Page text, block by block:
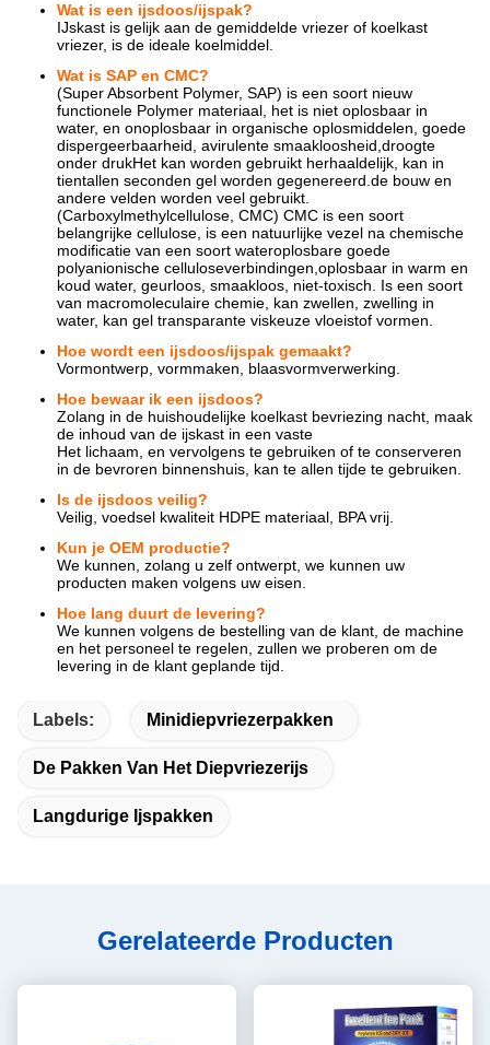
Wat is een ijsdoos/ijspak?
IJskast is gelijk aan de gemiddelde vriezer of koelkast
vriezer, is de ideale koelmiddel.
Wat is SAP en CMC?
(Super Absorbent Polymer, SAP) is een soort nieuw
functionele Polymer materiaal, het is niet oplosbaar in
water, en onoplosbaar in organische oplosmiddelen, goede
dispergeerbaarheid, avirulente smaakloosheid,droogte
onder drukHet kan worden gebruikt herhaaldelijk, kan in
tientallen seconden gel worden gegenereerd.de bouw en
andere velden worden veel gebruikt.
(Carboxylmethylcellulose, CMC) CMC is een soort
belangrijke cellulose, is een natuurlijke vezel na chemische
modificatie van een soort wateroplosbare goede
polyanionische celluloseverbindingen,oplosbaar in warm en
koud water, geurloos, smaakloos, niet-toxisch. Is een soort
van macromoleculaire chemie, kan zwellen, zwelling in
water, kan gel transparante viskeuze vloeistof vormen.
Hoe wordt een ijsdoos/ijspak gemaakt?
Vormontwerp, vormmaken, blaasvormverwerking.
Hoe bewaar ik een ijsdoos?
Zolang in de huishoudelijke koelkast bevriezing nacht, maak
de inhoud van de ijskast in een vaste
Het lichaam, en vervolgens te gebruiken of te conserveren
in de bevroren binnenshuis, kan te allen tijde te gebruiken.
Is de ijsdoos veilig?
Veilig, voedsel kwaliteit HDPE materiaal, BPA vrij.
Kun je OEM productie?
We kunnen, zolang u zelf ontwerpt, we kunnen uw
producten maken volgens uw eisen.
Hoe lang duurt de levering?
We kunnen volgens de bestelling van de klant, de machine
en het personeel te regelen, zullen we proberen om de
levering in de klant geplande tijd.
Labels: Minidiepvriezerpakken
De Pakken Van Het Diepvriezerijs
Langdurige Ijspakken
Gerelateerde Producten